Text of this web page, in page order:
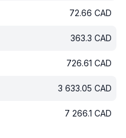
72.66 CAD
363.3 CAD
726.61 CAD
3 633.05 CAD
7 266.1 CAD